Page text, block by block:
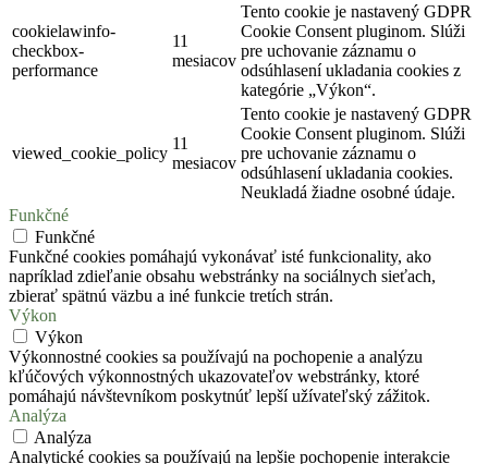
cookielawinfo-
checkbox-
performance
11
mesiacov
Tento cookie je nastavený GDPR
Cookie Consent pluginom. Slúži
pre uchovanie záznamu o
odsúhlasení ukladania cookies z
kategórie „Výkon“.
viewed_cookie_policy
11
mesiacov
Tento cookie je nastavený GDPR
Cookie Consent pluginom. Slúži
pre uchovanie záznamu o
odsúhlasení ukladania cookies.
Neukladá žiadne osobné údaje.
Funkčné
Funkčné
Funkčné cookies pomáhajú vykonávať isté funkcionality, ako
napríklad zdieľanie obsahu webstránky na sociálnych sieťach,
zbierať spätnú väzbu a iné funkcie tretích strán.
Výkon
Výkon
Výkonnostné cookies sa používajú na pochopenie a analýzu
kľúčových výkonnostných ukazovateľov webstránky, ktoré
pomáhajú návštevníkom poskytnúť lepší užívateľský zážitok.
Analýza
Analýza
Analytické cookies sa používajú na lepšie pochopenie interakcie